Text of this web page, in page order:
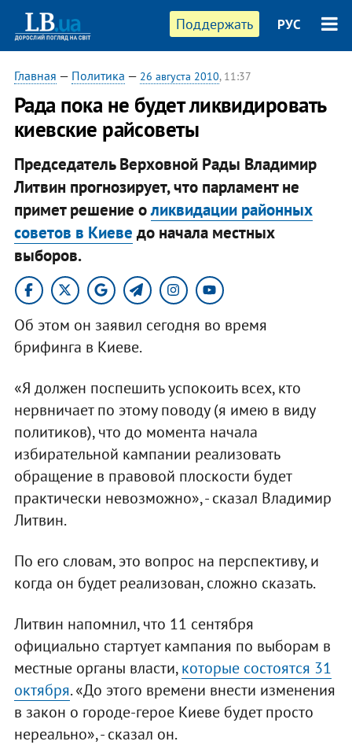
Поддержать РУС
Главная — Политика — 26 августа 2010, 11:37
Рада пока не будет ликвидировать
киевские райсоветы
Председатель Верховной Рады Владимир
Литвин прогнозирует, что парламент не
примет решение оликвидации районных
советов в Киеве до начала местных
выборов.
Об этом он заявил сегодня во время
брифинга в Киеве.
«Я должен поспешить успокоить всех, кто
нервничает по этому поводу (я имею в виду
политиков), что до момента начала
избирательной кампании реализовать
обращение в правовой плоскости будет
практически невозможно», - сказал Владимир
Литвин.
По его словам, это вопрос на перспективу, и
когда он будет реализован, сложно сказать.
Литвин напомнил, что 11 сентября
официально стартует кампания по выборам в
местные органы власти,которые состоятся 31
октября. «До этого времени внести изменения
в закон о городе-герое Киеве будет просто
нереально», - сказал он.